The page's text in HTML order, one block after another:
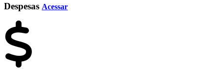
Despesas Acessar